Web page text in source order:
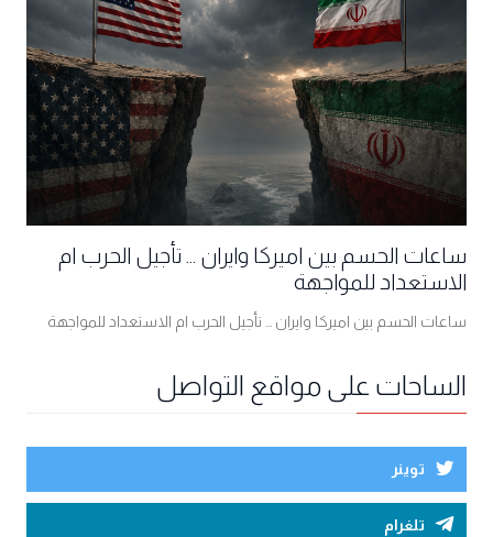
ساعات الحسم بين اميركا وايران ... تأجيل الحرب ام
الاستعداد للمواجهة
ساعات الحسم بين اميركا وايران ... تأجيل الحرب ام الاستعداد للمواجهة
الساحات على مواقع التواصل
توينر
تلغرام